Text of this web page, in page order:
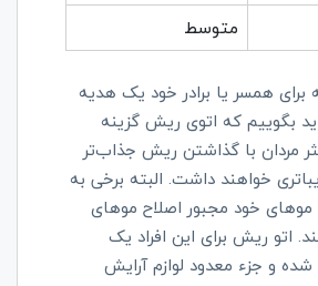
متوسط
برای همسر یا برادر خود یک هدیه
بگوییم که اتوی ریش گزینه
مردان با گذاشتن ریش جذاب‌تر
خواهند داشت. البته برخی به
خود مجبور اصلاح موهای
اتو ریش برای این افراد یک
و جزء معدود لوازم آرایش